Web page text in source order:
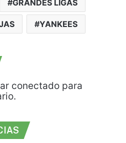
GRANDES LIGAS
YANKEES
conectado para